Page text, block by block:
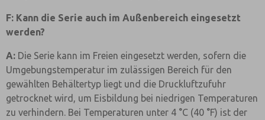
F: Kann die Serie auch im Außenbereich eingesetzt
werden?
A: Die Serie kann im Freien eingesetzt werden, sofern die
Umgebungstemperatur im zulässigen Bereich für den
gewählten Behältertyp liegt und die Druckluftzufuhr
getrocknet wird, um Eisbildung bei niedrigen Temperaturen
zu verhindern. Bei Temperaturen unter 4 °C (40 °F) ist der